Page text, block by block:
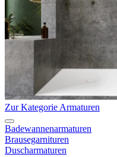
Zur Kategorie Armaturen
Badewannenarmaturen
Brausegarnituren
Duscharmaturen